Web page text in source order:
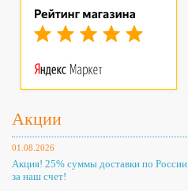
Акции
01.08.2026
Акция! 25% суммы доставки по России
за наш счет!